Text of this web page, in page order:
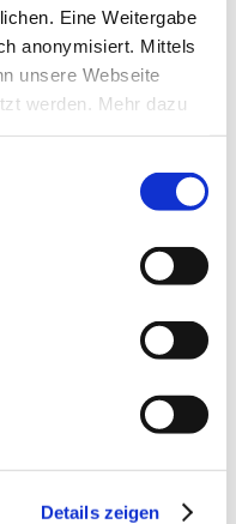
Eine Weitergabe
anonymisiert. Mittels
unsere Webseite
werden. Mehr dazu
.
Details zeigen